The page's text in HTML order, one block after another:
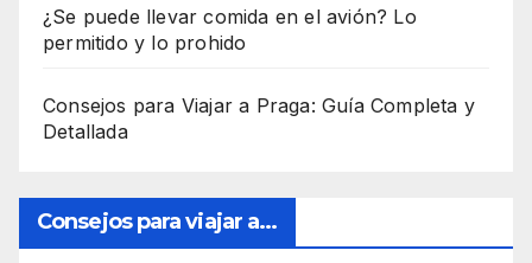
¿Se puede llevar comida en el avión? Lo
permitido y lo prohido
Consejos para Viajar a Praga: Guía Completa y
Detallada
Consejos para viajar a...